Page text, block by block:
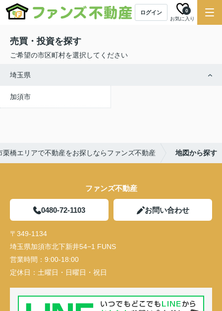
ログイン
お気に入り
0
売買・投資を探す
ご希望の市区町村を選択してください
埼玉県
加須市
栗橋エリアで不動産をお探しならファンズ不動産 地図から探す
ファンズ不動産
0480-72-1103 お問い合わせ
〒349-1134
埼玉県加須市北下新井54−1 FUNS
営業時間： 9:00-18:00
定休日： 土曜日・日曜日・祝日